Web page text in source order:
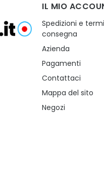
IL MIO
Spedizioni e
consegna
Azienda
Pagamenti
Contattaci
Mappa del sito
Negozi